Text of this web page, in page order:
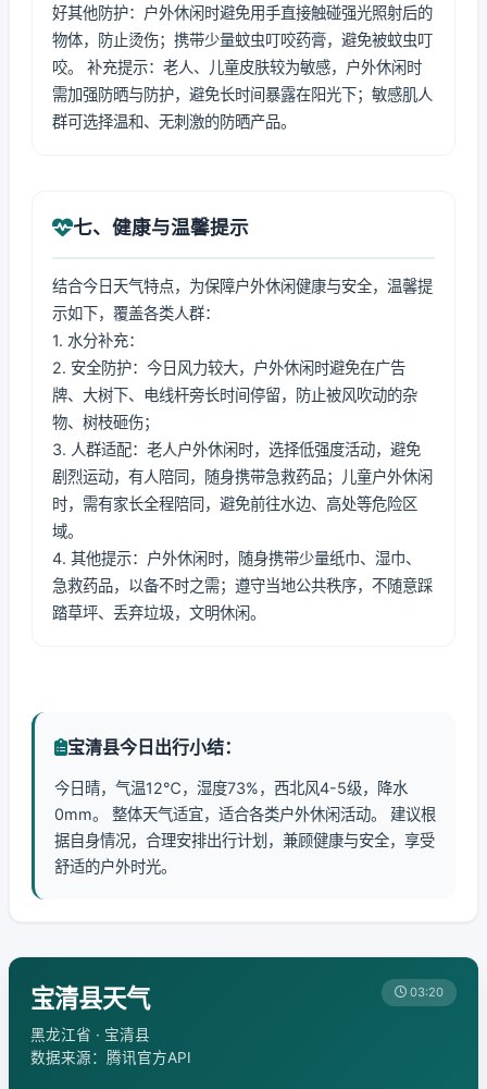
好其他防护：户外休闲时避免用手直接触碰强光照射后的
物体，防止烫伤；携带少量蚊虫叮咬药膏，避免被蚊虫叮
咬。 补充提示：老人、儿童皮肤较为敏感，户外休闲时
需加强防晒与防护，避免长时间暴露在阳光下；敏感肌人
群可选择温和、无刺激的防晒产品。
七、健康与温馨提示
结合今日天气特点，为保障户外休闲健康与安全，温馨提
示如下，覆盖各类人群：
1. 水分补充：
2. 安全防护：今日风力较大，户外休闲时避免在广告
牌、大树下、电线杆旁长时间停留，防止被风吹动的杂
物、树枝砸伤；
3. 人群适配：老人户外休闲时，选择低强度活动，避免
剧烈运动，有人陪同，随身携带急救药品；儿童户外休闲
时，需有家长全程陪同，避免前往水边、高处等危险区
域。
4. 其他提示：户外休闲时，随身携带少量纸巾、湿巾、
急救药品，以备不时之需；遵守当地公共秩序，不随意踩
踏草坪、丢弃垃圾，文明休闲。
宝清县今日出行小结：
今日晴，气温12℃，湿度73%，西北风4-5级，降水
0mm。 整体天气适宜，适合各类户外休闲活动。 建议根
据自身情况，合理安排出行计划，兼顾健康与安全，享受
舒适的户外时光。
宝清县天气
黑龙江省 · 宝清县
数据来源：腾讯官方API
03:20